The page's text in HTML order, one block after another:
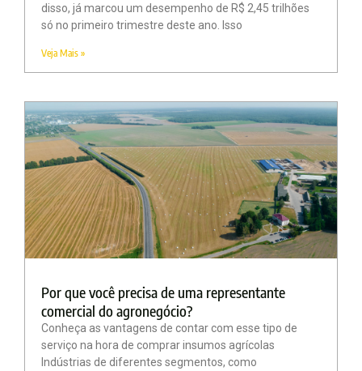
disso, já marcou um desempenho de R$ 2,45 trilhões
só no primeiro trimestre deste ano. Isso
Veja Mais »
Por que você precisa de uma representante
comercial do agronegócio?
Conheça as vantagens de contar com esse tipo de
serviço na hora de comprar insumos agrícolas
Indústrias de diferentes segmentos, como